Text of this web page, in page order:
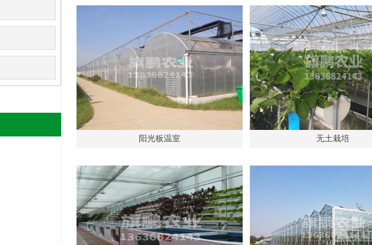
阳光板温室 无土栽培